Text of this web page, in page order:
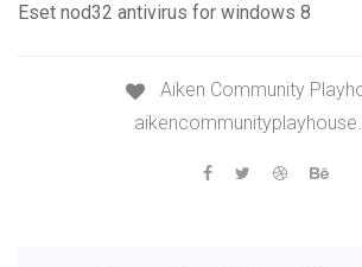
Eset nod32 antivirus for windows 8
Aiken Community